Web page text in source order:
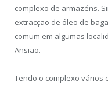
complexo de armazéns.
extracção de óleo de
comum em algumas
Ansião.
Tendo o complexo vários